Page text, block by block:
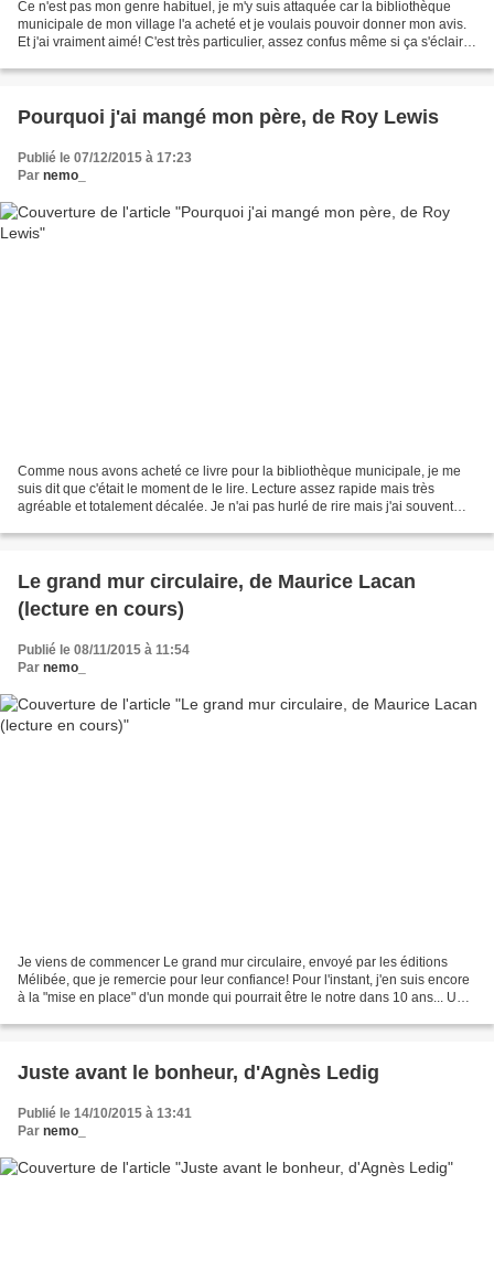
Ce n'est pas mon genre habituel, je m'y suis attaquée car la bibliothèque
municipale de mon village l'a acheté et je voulais pouvoir donner mon avis.
Et j'ai vraiment aimé! C'est très particulier, assez confus même si ça s'éclaire
Pourquoi j'ai mangé mon père, de Roy Lewis
Publié le 07/12/2015 à 17:23
Par nemo_
Comme nous avons acheté ce livre pour la bibliothèque municipale, je me
suis dit que c'était le moment de le lire. Lecture assez rapide mais très
agréable et totalement décalée. Je n'ai pas hurlé de rire mais j'ai souvent
Le grand mur circulaire, de Maurice Lacan
(lecture en cours)
Publié le 08/11/2015 à 11:54
Par nemo_
Je viens de commencer Le grand mur circulaire, envoyé par les éditions
Mélibée, que je remercie pour leur confiance! Pour l'instant, j'en suis encore
à la "mise en place" d'un monde qui pourrait être le notre dans 10 ans... Une
Juste avant le bonheur, d'Agnès Ledig
Publié le 14/10/2015 à 13:41
Par nemo_